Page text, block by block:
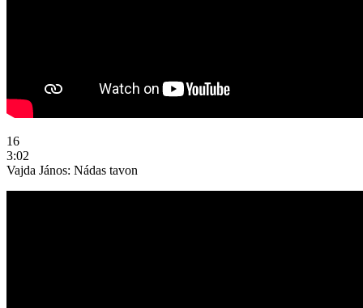
16
3:02
Vajda János: Nádas tavon